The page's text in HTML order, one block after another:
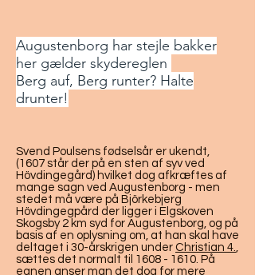
Augustenborg har stejle bakker
her gælder skydereglen
Berg auf, Berg runter? Halte
drunter!
Svend Poulsens fødselsår er ukendt,
(1607 står der på en sten af syv ved
Hövdingegård) hvilket dog afkræftes af
mange sagn ved Augustenborg - men
stedet må være på Björkebjerg
Hövdingegpård der ligger i Elgskoven
Skogsby 2 km syd for Augustenborg, og på
basis af en oplysning om, at han skal have
deltaget i 30-årskrigen under Christian 4.,
sættes det normalt til 1608 - 1610. På
egnen anser man det dog for mere